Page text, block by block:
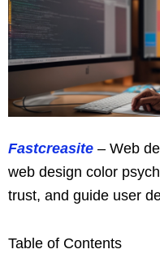
Fastcreasite – Web
web design color
trust, and guide user
Table of Contents